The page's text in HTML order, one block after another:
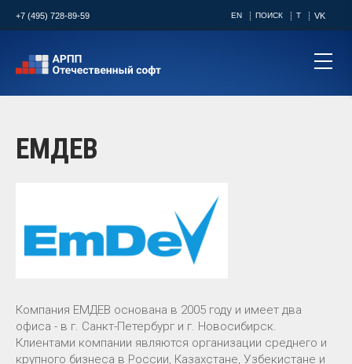
+7 (495) 728-89-59 EN ПОИСК T VK
ЕМДЕВ
Компания ЕМДЕВ основана в 2005 году и имеет два
офиса - в г. Санкт-Петербург и г. Новосибирск.
Клиентами компании являются организации среднего и
крупного бизнеса в России, Казахстане, Узбекистане и